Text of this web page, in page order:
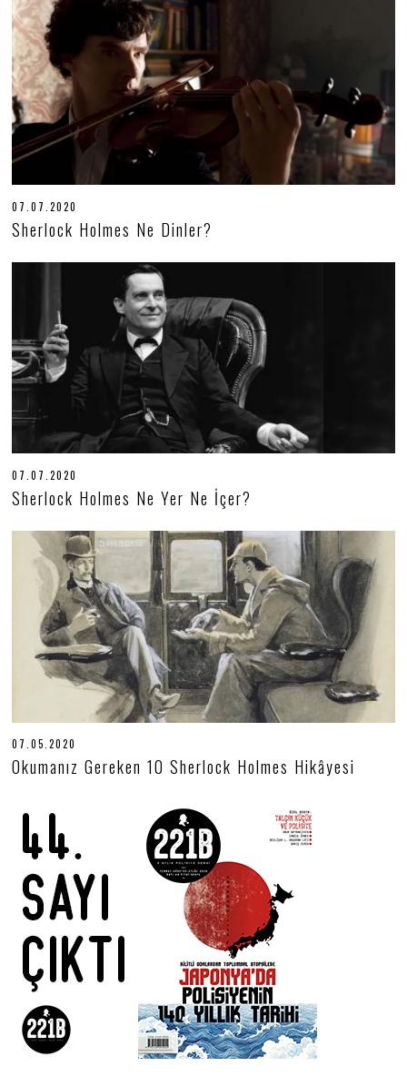
07.07.2020
7
.
7
Sherlock Holmes Ne Dinler?
07.07.2020
7
.
7
.
2
0
2
0
Sherlock Holmes Ne Yer Ne İçer?
07.05.2020
2
Okumanız Gereken 10 Sherlock Holmes Hikâyesi